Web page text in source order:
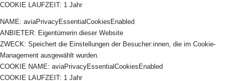
COOKIE LAUFZEIT: 1 Jahr
NAME: aviaPrivacyEssentialCookiesEnabled
ANBIETER: Eigentümerin dieser Website
ZWECK: Speichert die Einstellungen der Besucher:innen, die im Cookie-
Management ausgewählt wurden.
COOKIE NAME: aviaPrivacyEssentialCookiesEnabled
COOKIE LAUFZEIT: 1 Jahr